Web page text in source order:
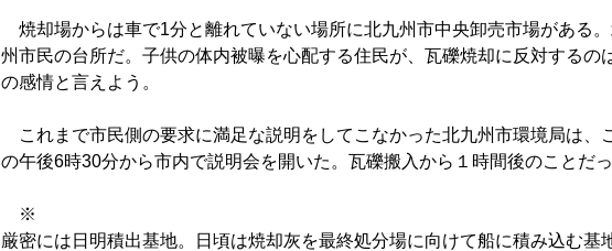
焼却場からは車で1分と離れていない場所に北九州市中央卸売市場がある
州市民の台所だ。子供の体内被曝を心配する住民が、瓦礫焼却に反対するの
の感情と言えよう。
これまで市民側の要求に満足な説明をしてこなかった北九州市環境局は、
の午後6時30分から市内で説明会を開いた。瓦礫搬入から１時間後のことだ
※
厳密には日明積出基地。日頃は焼却灰を最終処分場に向けて船に積み込む基